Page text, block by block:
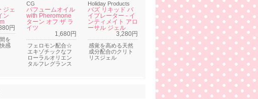
ジェ
ン
円
を
感
CG
パフュームオイル
with Pheromone
ターン オフ ザ ラ
イツ
1,680円
フェロモン配合☆
エキゾチックなフ
ローラルオリエン
タルフレグランス
Holiday Products
バズ リキッド バ
イブレーター - イ
ンティメイト アロ
ーサル ジェル
3,280円
感覚を高める天然
成分配合のクリト
リスジェル